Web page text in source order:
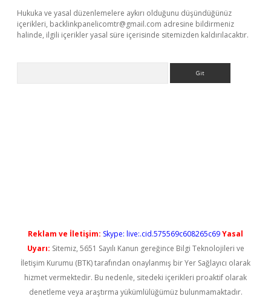
Hukuka ve yasal düzenlemelere aykırı olduğunu düşündüğünüz
içerikleri, backlinkpanelicomtr@gmail.com adresine bildirmeniz
halinde, ilgili içerikler yasal süre içerisinde sitemizden kaldırılacaktır.
Reklam ve İletişim: Skype: live:.cid.575569c608265c69Yasal
Uyarı: Sitemiz, 5651 Sayılı Kanun gereğince Bilgi Teknolojileri ve
İletişim Kurumu (BTK) tarafından onaylanmış bir Yer Sağlayıcı olarak
hizmet vermektedir. Bu nedenle, sitedeki içerikleri proaktif olarak
denetleme veya araştırma yükümlülüğümüz bulunmamaktadır.